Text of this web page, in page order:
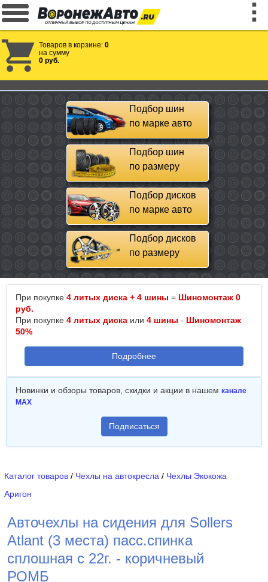
Товаров в корзине: 0
на сумму
0 руб.
Подбор шин
по марке авто
Подбор шин
по размеру
Подбор дисков
по марке авто
Подбор дисков
по размеру
При покупке 4 литых диска + 4 шины = Шиномонтаж 0
руб.
При покупке 4 литых диска или 4 шины - Шиномонтаж
50%
Подробнее
Новинки и обзоры товаров, скидки и акции в нашем канале
MAX
Подписаться
Каталог товаров / Чехлы на автокресла / Чехлы Экокожа
Аригон
Авточехлы на сидения для Sollers
Atlant (3 места) пасс.спинка
сплошная с 22г. - коричневый
РОМБ